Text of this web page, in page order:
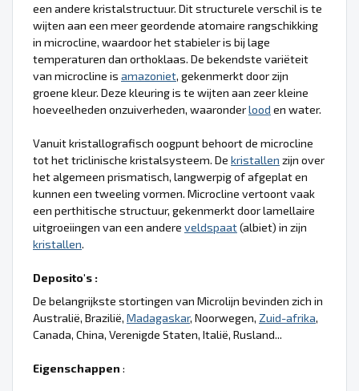
een andere kristalstructuur. Dit structurele verschil is te
wijten aan een meer geordende atomaire rangschikking
in microcline, waardoor het stabieler is bij lage
temperaturen dan orthoklaas. De bekendste variëteit
van microcline is amazoniet, gekenmerkt door zijn
groene kleur. Deze kleuring is te wijten aan zeer kleine
hoeveelheden onzuiverheden, waaronderlood en water.
Vanuit kristallografisch oogpunt behoort de microcline
tot het triclinische kristalsysteem. De kristallen zijn over
het algemeen prismatisch, langwerpig of afgeplat en
kunnen een tweeling vormen. Microcline vertoont vaak
een perthitische structuur, gekenmerkt door lamellaire
uitgroeiingen van een andere veldspaat(albiet) in zijn
kristallen.
Deposito's :
De belangrijkste stortingen van Microlijn bevinden zich in
Australië, Brazilië, Madagaskar, Noorwegen, Zuid-afrika,
Canada, China, Verenigde Staten, Italië, Rusland...
Eigenschappen :